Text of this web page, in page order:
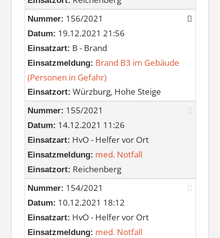
Nummer: 156/2021
Datum: 19.12.2021 21:56
Einsatzart: B - Brand
Einsatzmeldung: Brand B3 im Gebäude
(Personen in Gefahr)
Einsatzort: Würzburg, Hohe Steige
Nummer: 155/2021
Datum: 14.12.2021 11:26
Einsatzart: HvO - Helfer vor Ort
Einsatzmeldung: med. Notfall
Einsatzort: Reichenberg
Nummer: 154/2021
Datum: 10.12.2021 18:12
Einsatzart: HvO - Helfer vor Ort
Einsatzmeldung: med. Notfall